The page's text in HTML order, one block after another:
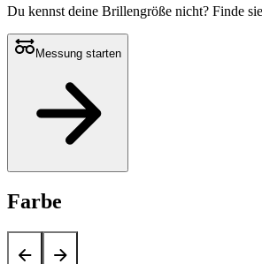
Du kennst deine Brillengröße nicht? Finde
Messung starten
Farbe